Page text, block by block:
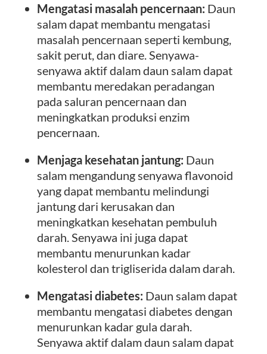
Mengatasi masalah pencernaan: Daun
salam dapat membantu mengatasi
masalah pencernaan seperti kembung,
sakit perut, dan diare. Senyawa-
senyawa aktif dalam daun salam dapat
membantu meredakan peradangan
pada saluran pencernaan dan
meningkatkan produksi enzim
pencernaan.
Menjaga kesehatan jantung: Daun
salam mengandung senyawa flavonoid
yang dapat membantu melindungi
jantung dari kerusakan dan
meningkatkan kesehatan pembuluh
darah. Senyawa ini juga dapat
membantu menurunkan kadar
kolesterol dan trigliserida dalam darah.
Mengatasi diabetes: Daun salam dapat
membantu mengatasi diabetes dengan
menurunkan kadar gula darah.
Senyawa aktif dalam daun salam dapat